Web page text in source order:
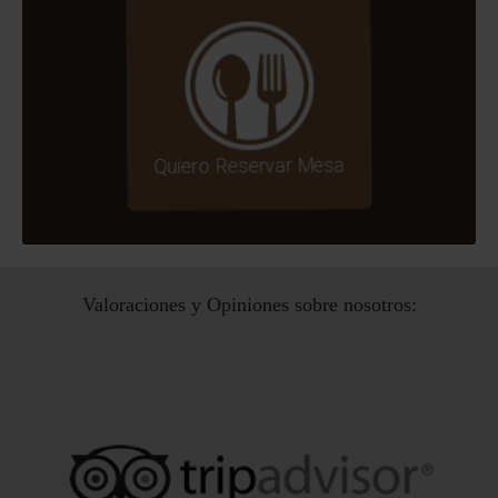
Quiero Reservar Mesa
Valoraciones y Opiniones sobre nosotros: